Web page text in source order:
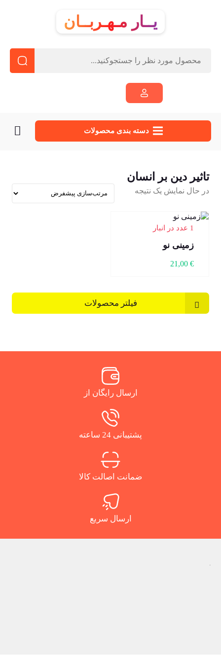
یــار مـهـربــان
دسته‌ بندی محصولات
تاثیر دین بر انسان
در حال نمایش یک نتیجه
1 عدد در انبار
زمینی نو
21,00 €
فیلتر محصولات
ارسال رایگان از
پشتیبانی 24 ساعته
ضمانت اصالت کالا
ارسال سریع
.